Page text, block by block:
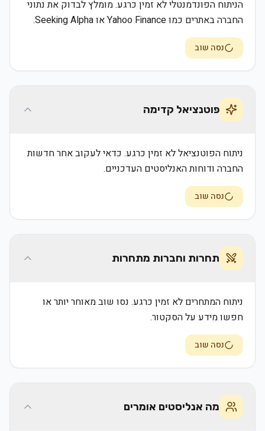
הניתוח הפונדמנטלי לא זמין כרגע. מומלץ לבדוק את נתוני
החברה באתרים כמו Yahoo Finance או Seeking Alpha.
נסה שוב
פוטנציאל קדימה
ניתוח הפוטנציאל לא זמין כרגע. כדאי לעקוב אחר חדשות
החברה ודוחות האנליסטים העדכניים.
נסה שוב
תחרות וחברות מתחרות
ניתוח המתחרים לא זמין כרגע. נסו שוב מאוחר יותר או
חפשו מידע על הסקטור.
נסה שוב
מה אנליסטים אומרים